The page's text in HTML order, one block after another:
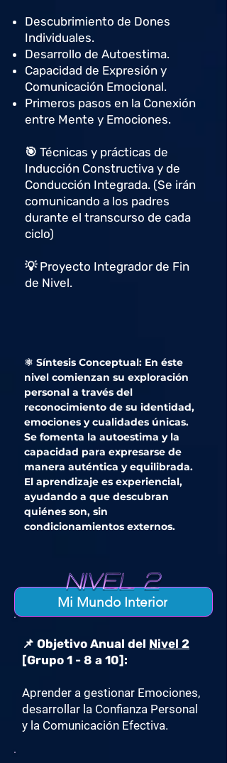
Descubrimiento de Dones
Individuales.
Desarrollo de Autoestima.
Capacidad de Expresión y
Comunicación Emocional.
Primeros pasos en la Conexión
entre Mente y Emociones.
🎯 Técnicas y prácticas de
Inducción Constructiva y de
Conducción Integrada. (Se irán
comunicando a los padres
durante el transcurso de cada
ciclo)
💡 Proyecto Integrador de Fin
de Nivel.
⚛️ Síntesis Conceptual: En éste
nivel comienzan su exploración
personal a través del
reconocimiento de su identidad,
emociones y cualidades únicas.
Se fomenta la autoestima y la
capacidad para expresarse de
manera auténtica y equilibrada.
El aprendizaje es experiencial,
ayudando a que descubran
quiénes son, sin
condicionamientos externos.
Mi Mundo Interior
📌 Objetivo Anual del Nivel 2
[Grupo 1 - 8 a 10]:
Aprender a gestionar Emociones,
desarrollar la Confianza Personal
y la Comunicación Efectiva.